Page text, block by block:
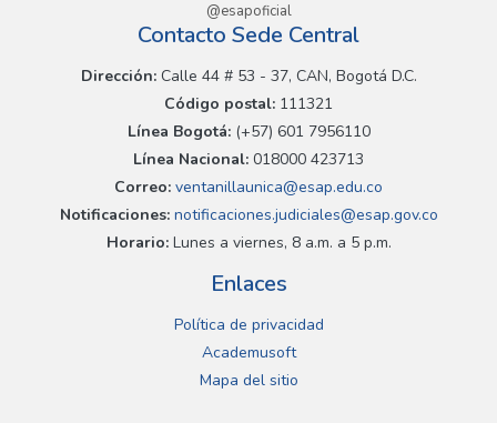
@esapoficial
Contacto Sede Central
Dirección:Calle 44 # 53 - 37, CAN, Bogotá D.C.
Código postal: 111321
Línea Bogotá:(+57) 601 7956110
Línea Nacional: 018000 423713
Correo: ventanillaunica@esap.edu.co
Notificaciones:notificaciones.judiciales@esap.gov.co
Horario:Lunes a viernes, 8 a.m. a 5 p.m.
Enlaces
Política de privacidad
Academusoft
Mapa del sitio